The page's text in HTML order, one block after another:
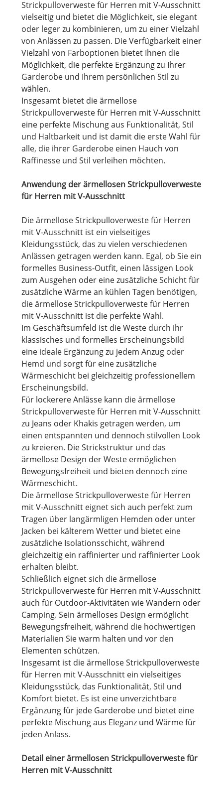
Strickpulloverweste für Herren mit V-Ausschnitt
vielseitig und bietet die Möglichkeit, sie elegant
oder leger zu kombinieren, um zu einer Vielzahl
von Anlässen zu passen. Die Verfügbarkeit einer
Vielzahl von Farboptionen bietet Ihnen die
Möglichkeit, die perfekte Ergänzung zu Ihrer
Garderobe und Ihrem persönlichen Stil zu
wählen.
Insgesamt bietet die ärmellose
Strickpulloverweste für Herren mit V-Ausschnitt
eine perfekte Mischung aus Funktionalität, Stil
und Haltbarkeit und ist damit die erste Wahl für
alle, die ihrer Garderobe einen Hauch von
Raffinesse und Stil verleihen möchten.
Anwendung der ärmellosen Strickpulloverweste
für Herren mit V-Ausschnitt
Die ärmellose Strickpulloverweste für Herren
mit V-Ausschnitt ist ein vielseitiges
Kleidungsstück, das zu vielen verschiedenen
Anlässen getragen werden kann. Egal, ob Sie ein
formelles Business-Outfit, einen lässigen Look
zum Ausgehen oder eine zusätzliche Schicht für
zusätzliche Wärme an kühlen Tagen benötigen,
die ärmellose Strickpulloverweste für Herren
mit V-Ausschnitt ist die perfekte Wahl.
Im Geschäftsumfeld ist die Weste durch ihr
klassisches und formelles Erscheinungsbild
eine ideale Ergänzung zu jedem Anzug oder
Hemd und sorgt für eine zusätzliche
Wärmeschicht bei gleichzeitig professionellem
Erscheinungsbild.
Für lockerere Anlässe kann die ärmellose
Strickpulloverweste für Herren mit V-Ausschnitt
zu Jeans oder Khakis getragen werden, um
einen entspannten und dennoch stilvollen Look
zu kreieren. Die Strickstruktur und das
ärmellose Design der Weste ermöglichen
Bewegungsfreiheit und bieten dennoch eine
Wärmeschicht.
Die ärmellose Strickpulloverweste für Herren
mit V-Ausschnitt eignet sich auch perfekt zum
Tragen über langärmligen Hemden oder unter
Jacken bei kälterem Wetter und bietet eine
zusätzliche Isolationsschicht, während
gleichzeitig ein raffinierter und raffinierter Look
erhalten bleibt.
Schließlich eignet sich die ärmellose
Strickpulloverweste für Herren mit V-Ausschnitt
auch für Outdoor-Aktivitäten wie Wandern oder
Camping. Sein ärmelloses Design ermöglicht
Bewegungsfreiheit, während die hochwertigen
Materialien Sie warm halten und vor den
Elementen schützen.
Insgesamt ist die ärmellose Strickpulloverweste
für Herren mit V-Ausschnitt ein vielseitiges
Kleidungsstück, das Funktionalität, Stil und
Komfort bietet. Es ist eine unverzichtbare
Ergänzung für jede Garderobe und bietet eine
perfekte Mischung aus Eleganz und Wärme für
jeden Anlass.
Detail einer ärmellosen Strickpulloverweste für
Herren mit V-Ausschnitt